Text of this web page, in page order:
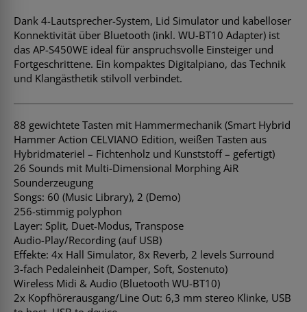
Dank 4-Lautsprecher-System, Lid Simulator und kabelloser
Konnektivität über Bluetooth (inkl. WU-BT10 Adapter) ist
das AP-S450WE ideal für anspruchsvolle Einsteiger und
Fortgeschrittene. Ein kompaktes Digitalpiano, das Technik
und Klangästhetik stilvoll verbindet.
88 gewichtete Tasten mit Hammermechanik (Smart Hybrid
Hammer Action CELVIANO Edition, weißen Tasten aus
Hybridmateriel – Fichtenholz und Kunststoff – gefertigt)
26 Sounds mit Multi-Dimensional Morphing AiR
Sounderzeugung
Songs: 60 (Music Library), 2 (Demo)
256-stimmig polyphon
Layer: Split, Duet-Modus, Transpose
Audio-Play/Recording (auf USB)
Effekte: 4x Hall Simulator, 8x Reverb, 2 levels Surround
3-fach Pedaleinheit (Damper, Soft, Sostenuto)
Wireless Midi & Audio (Bluetooth WU-BT10)
2x Kopfhörerausgang/Line Out: 6,3 mm stereo Klinke, USB